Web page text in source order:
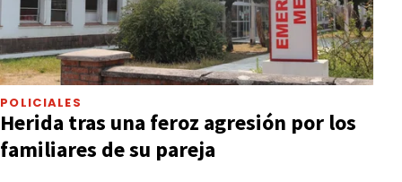
POLICIALES
Herida tras una feroz agresión por los
familiares de su pareja